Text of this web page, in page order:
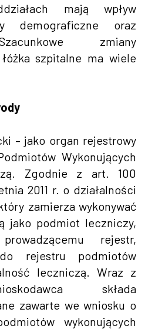
mają wpływ
demograficzne oraz
zmiany
szpitalne ma wiele
– jako organ rejestrowy
Wykonujących
Zgodnie z art. 100
2011 r. o działalności
zamierza wykonywać
jako podmiot leczniczy,
rejestr,
rejestru podmiotów
leczniczą. Wraz z
składa
zawarte we wniosku o
wykonujących